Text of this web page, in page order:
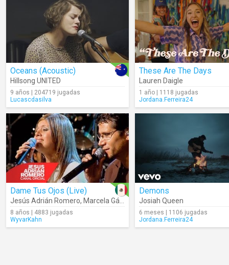
Oceans (Acoustic)
Hillsong UNITED
9 años | 204719 jugadas
Lucascdasilva
These Are The Days
Lauren Daigle
1 año | 1118 jugadas
Jordana.Ferreira24
Dame Tus Ojos (Live)
Jesús Adrián Romero, Marcela Gándara
8 años | 4883 jugadas
WyvarKahn
Demons
Josiah Queen
6 meses | 1106 jugadas
Jordana.Ferreira24